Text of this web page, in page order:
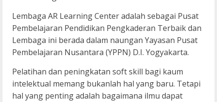
Lembaga AR Learning Center adalah sebagai Pusat
Pembelajaran Pendidikan Pengkaderan Terbaik dan
Lembaga ini berada dalam naungan Yayasan Pusat
Pembelajaran Nusantara (YPPN) D.I. Yogyakarta.
Pelatihan dan peningkatan soft skill bagi kaum
intelektual memang bukanlah hal yang baru. Tetapi
hal yang penting adalah bagaimana ilmu dapat